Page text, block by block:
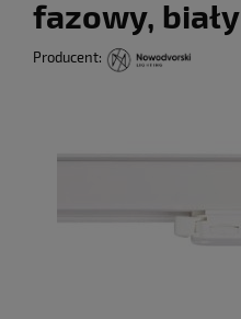
fazowy, biały
Producent: